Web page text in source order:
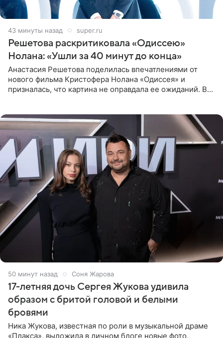
43 минуты назад super.ru
Решетова раскритиковала «Одиссею»
Нолана: «Ушли за 40 минут до конца»
Анастасия Решетова поделилась впечатлениями от
нового фильма Кристофера Нолана «Одиссея» и
призналась, что картина не оправдала ее ожиданий. В
50 минут назад Соня Жарова
17-летняя дочь Сергея Жукова удивила
образом с бритой головой и белыми
бровями
Ника Жукова, известная по роли в музыкальной драме
«Плакса», выложила в личном блоге новые фото,